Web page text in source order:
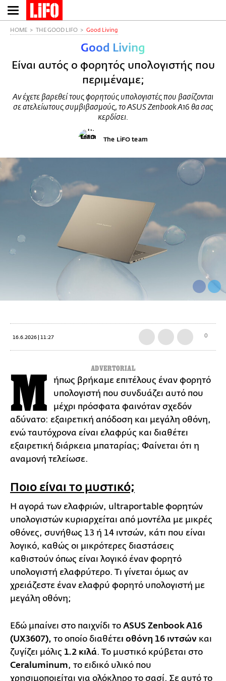
Παράκαμψη
προς
HOME THE GOOD LIFO Good Living
Good Living
Είναι αυτός ο φορητός υπολογιστής που
περιμέναμε;
Αν έχετε βαρεθεί τους φορητούς υπολογιστές που βασίζονται
σε ατελείωτους συμβιβασμούς, το ASUS Zenbook A16 θα σας
κερδίσει.
The LiFO team
16.6.2026 | 11:27 0
ADVERTORIAL
Μ
ήπως βρήκαμε επιτέλους έναν φορητό
υπολογιστή που συνδυάζει αυτό που
μέχρι πρόσφατα φαινόταν σχεδόν
αδύνατο: εξαιρετική απόδοση και μεγάλη οθόνη,
ενώ ταυτόχρονα είναι ελαφρύς και διαθέτει
εξαιρετική διάρκεια μπαταρίας; Φαίνεται ότι η
αναμονή τελείωσε.
Ποιο είναι το μυστικό;
Η αγορά των ελαφριών, ultraportable φορητών
υπολογιστών κυριαρχείται από μοντέλα με μικρές
οθόνες, συνήθως 13 ή 14 ιντσών, κάτι που είναι
λογικό, καθώς οι μικρότερες διαστάσεις
καθιστούν όπως είναι λογικό έναν φορητό
υπολογιστή ελαφρύτερο. Τι γίνεται όμως αν
χρειάζεστε έναν ελαφρύ φορητό υπολογιστή με
μεγάλη οθόνη;
Εδώ μπαίνει στο παιχνίδι το ASUS Zenbook A16
(UX3607), το οποίο διαθέτει οθόνη 16 ιντσών και
ζυγίζει μόλις 1.2 κιλά. Το μυστικό κρύβεται στο
Ceraluminum, το ειδικό υλικό που
χρησιμοποιείται για ολόκληρο το σασί. Σε αυτό το